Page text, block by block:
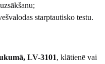
starptautisko testu.
LV-3101, klātienē vai